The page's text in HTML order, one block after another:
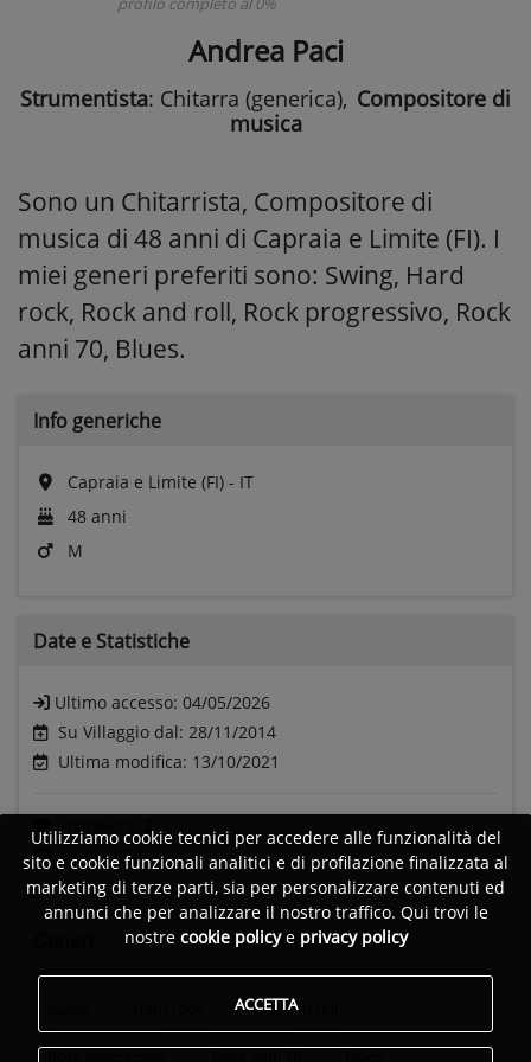
Andrea Paci
Strumentista: Chitarra (generica), Compositore di
musica
Sono un Chitarrista, Compositore di
musica di 48 anni di Capraia e Limite (FI). I
miei generi preferiti sono: Swing, Hard
rock, Rock and roll, Rock progressivo, Rock
anni 70, Blues.
Info generiche
Capraia e Limite (FI) - IT
48 anni
M
Date e Statistiche
Ultimo accesso: 04/05/2026
Su Villaggio dal: 28/11/2014
Ultima modifica: 13/10/2021
Visite:634
Rock and roll
Utilizziamo cookie tecnici per accedere alle funzionalità del
sito e cookie funzionali analitici e di profilazione finalizzata al
marketing di terze parti, sia per personalizzare contenuti ed
annunci che per analizzare il nostro traffico. Qui trovi le
nostre cookie policye privacy policy
ACCETTA